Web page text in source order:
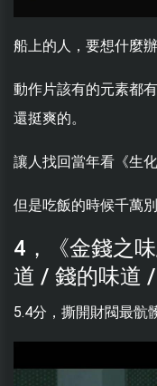
船上的人，要想什麼
動作片該有的元素都
還挺爽的。
讓人找回當年看《生
但是吃飯的時候千萬
4，《金錢之
道 / 錢的味道
5.4分，撕開財閥最骯